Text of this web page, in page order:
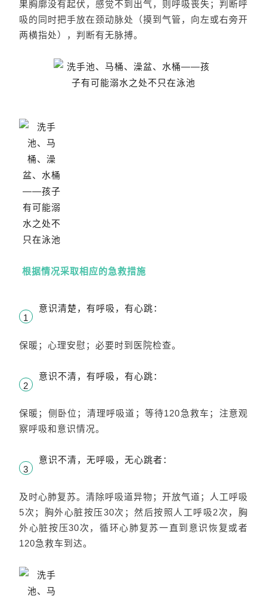
果胸廓没有起伏，感觉不到出气，则呼吸丧失；判断呼
吸的同时把手放在颈动脉处（摸到气管，向左或右旁开
两横指处），判断有无脉搏。
根据情况采取相应的急救措施
1
意识清楚，有呼吸，有心跳：
保暖；心理安慰；必要时到医院检查。
2
意识不清，有呼吸，有心跳：
保暖；侧卧位；清理呼吸道；等待120急救车；注意观
察呼吸和意识情况。
3
意识不清，无呼吸，无心跳者：
及时心肺复苏。清除呼吸道异物；开放气道；人工呼吸
5次；胸外心脏按压30次；然后按照人工呼吸2次，胸
外心脏按压30次，循环心肺复苏一直到意识恢复或者
120急救车到达。